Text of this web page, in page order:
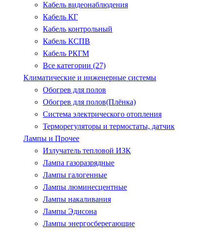
Кабель видеонаблюдения
Кабель КГ
Кабель контрольный
Кабель КСПВ
Кабель РКГМ
Все категории (27)
Климатические и инженерные системы
Обогрев для полов
Обогрев для полов(Плёнка)
Система электрического отопления
Терморегуляторы и термостаты, датчик
Лампы и Прочее
Излучатель тепловой ИЗК
Лампа газоразрядные
Лампы галогенные
Лампы люминесцентные
Лампы накаливания
Лампы Эдисона
Лампы энергосберегающие